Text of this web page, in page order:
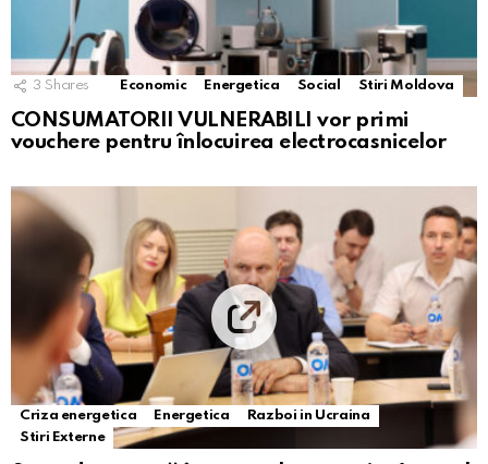
3 Shares Economic Energetica Social Stiri Moldova
CONSUMATORII VULNERABILI vor primi
vouchere pentru înlocuirea electrocasnicelor
Criza energetica Energetica
Razboi in Ucraina
Stiri Externe